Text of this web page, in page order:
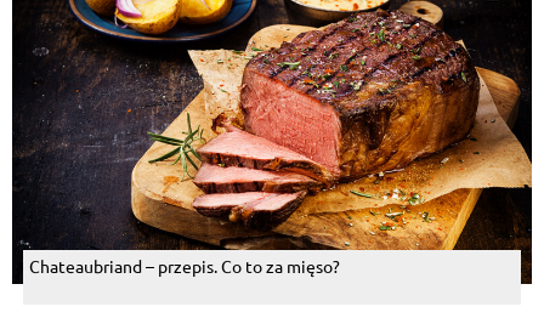
Chateaubriand – przepis. Co to za mięso?